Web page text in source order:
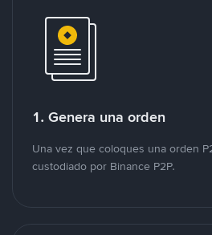
1. Genera una orden
Una vez que coloques una orden
custodiado por Binance P2P.